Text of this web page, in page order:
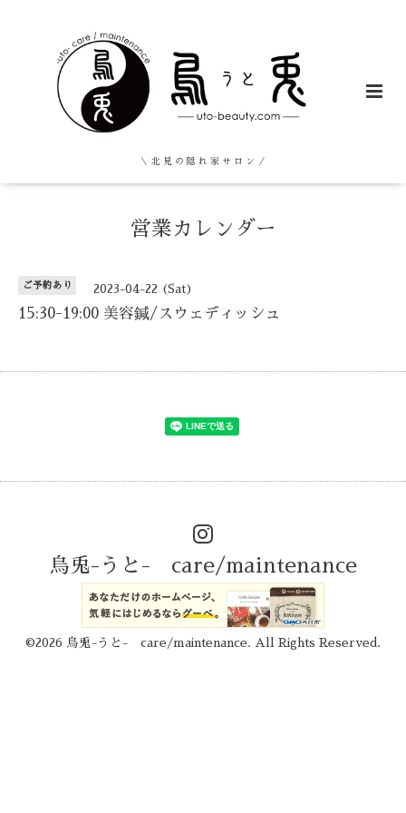
＼ 北 見 の 隠 れ 家 サ ロ ン ／
営業カレンダー
ご予約あり 2023-04-22 (Sat)
15:30-19:00 美容鍼/スウェディッシュ
烏兎-うと- care/maintenance
©2026 烏兎-うと- care/maintenance . All Rights Reserved.